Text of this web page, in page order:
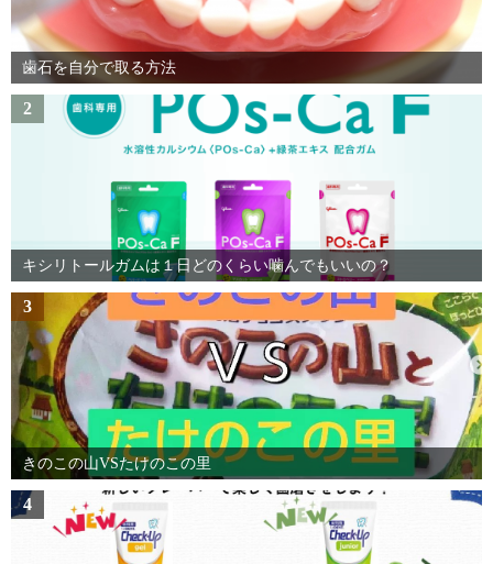
歯石を自分で取る方法
2
キシリトールガムは１日どのくらい噛んでもいいの？
3
きのこの山VSたけのこの里
4